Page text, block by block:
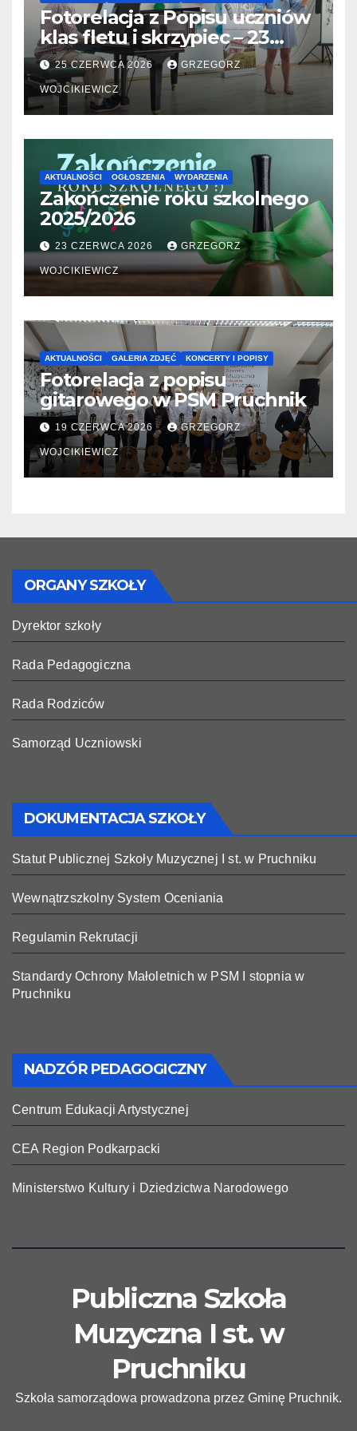
Fotorelacja z Popisu uczniów
klas fletu i skrzypiec – 23
06.2026
25 CZERWCA 2026 GRZEGORZ
WOJCIKIEWICZ
AKTUALNOŚCI OGŁOSZENIA WYDARZENIA
Zakończenie roku szkolnego
2025/2026
23 CZERWCA 2026 GRZEGORZ
WOJCIKIEWICZ
AKTUALNOŚCI GALERIA ZDJĘĆ KONCERTY I POPISY
Fotorelacja z popisu
gitarowego w PSM Pruchnik
19 CZERWCA 2026 GRZEGORZ
WOJCIKIEWICZ
ORGANY SZKOŁY
Dyrektor szkoły
Rada Pedagogiczna
Rada Rodziców
Samorząd Uczniowski
DOKUMENTACJA SZKOŁY
Statut Publicznej Szkoły Muzycznej I st. w Pruchniku
Wewnątrzszkolny System Oceniania
Regulamin Rekrutacji
Standardy Ochrony Małoletnich w PSM I stopnia w
Pruchniku
NADZÓR PEDAGOGICZNY
Centrum Edukacji Artystycznej
CEA Region Podkarpacki
Ministerstwo Kultury i Dziedzictwa Narodowego
Publiczna Szkoła
Muzyczna I st. w
Pruchniku
Szkoła samorządowa prowadzona przez Gminę Pruchnik.